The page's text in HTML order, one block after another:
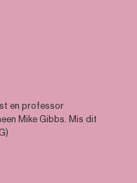
en professor
Mike Gibbs. Mis dit